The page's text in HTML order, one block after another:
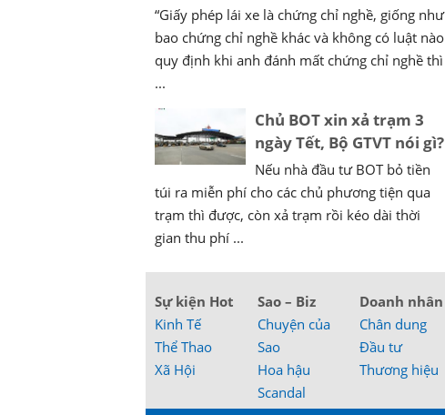
“Giấy phép lái xe là chứng chỉ nghề, giống như
bao chứng chỉ nghề khác và không có luật nào
quy định khi anh đánh mất chứng chỉ nghề thì
...
Chủ BOT xin xả trạm 3
ngày Tết, Bộ GTVT nói gì?
Nếu nhà đầu tư BOT bỏ tiền
túi ra miễn phí cho các chủ phương tiện qua
trạm thì được, còn xả trạm rồi kéo dài thời
gian thu phí ...
Sự kiện Hot
Kinh Tế
Thể Thao
Xã Hội
Sao – Biz
Chuyện của
Sao
Hoa hậu
Scandal
Doanh nhân
Chân dung
Đầu tư
Thương hiệu